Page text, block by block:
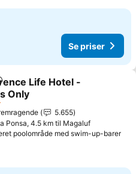
Se priser
til favoritter
Life Hotel -
Only
5.655
Ponsa, 4.5 km til Magaluf
poolområde med swim-up-barerSe